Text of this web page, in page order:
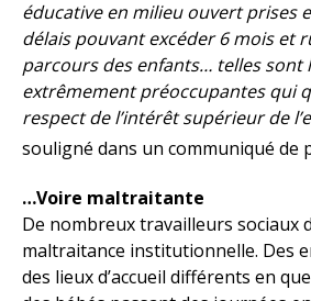
éducative en milieu ouvert prises
délais pouvant excéder 6 mois et
parcours des enfants… telles sont
extrêmement préoccupantes qui
respect de l’intérêt supérieur de
souligné dans un communiqué de
…Voire maltraitante
De nombreux travailleurs sociaux
maltraitance institutionnelle. Des
des lieux d’accueil différents en